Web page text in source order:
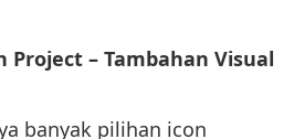
Project – Tambahan Visual
banyak pilihan icon